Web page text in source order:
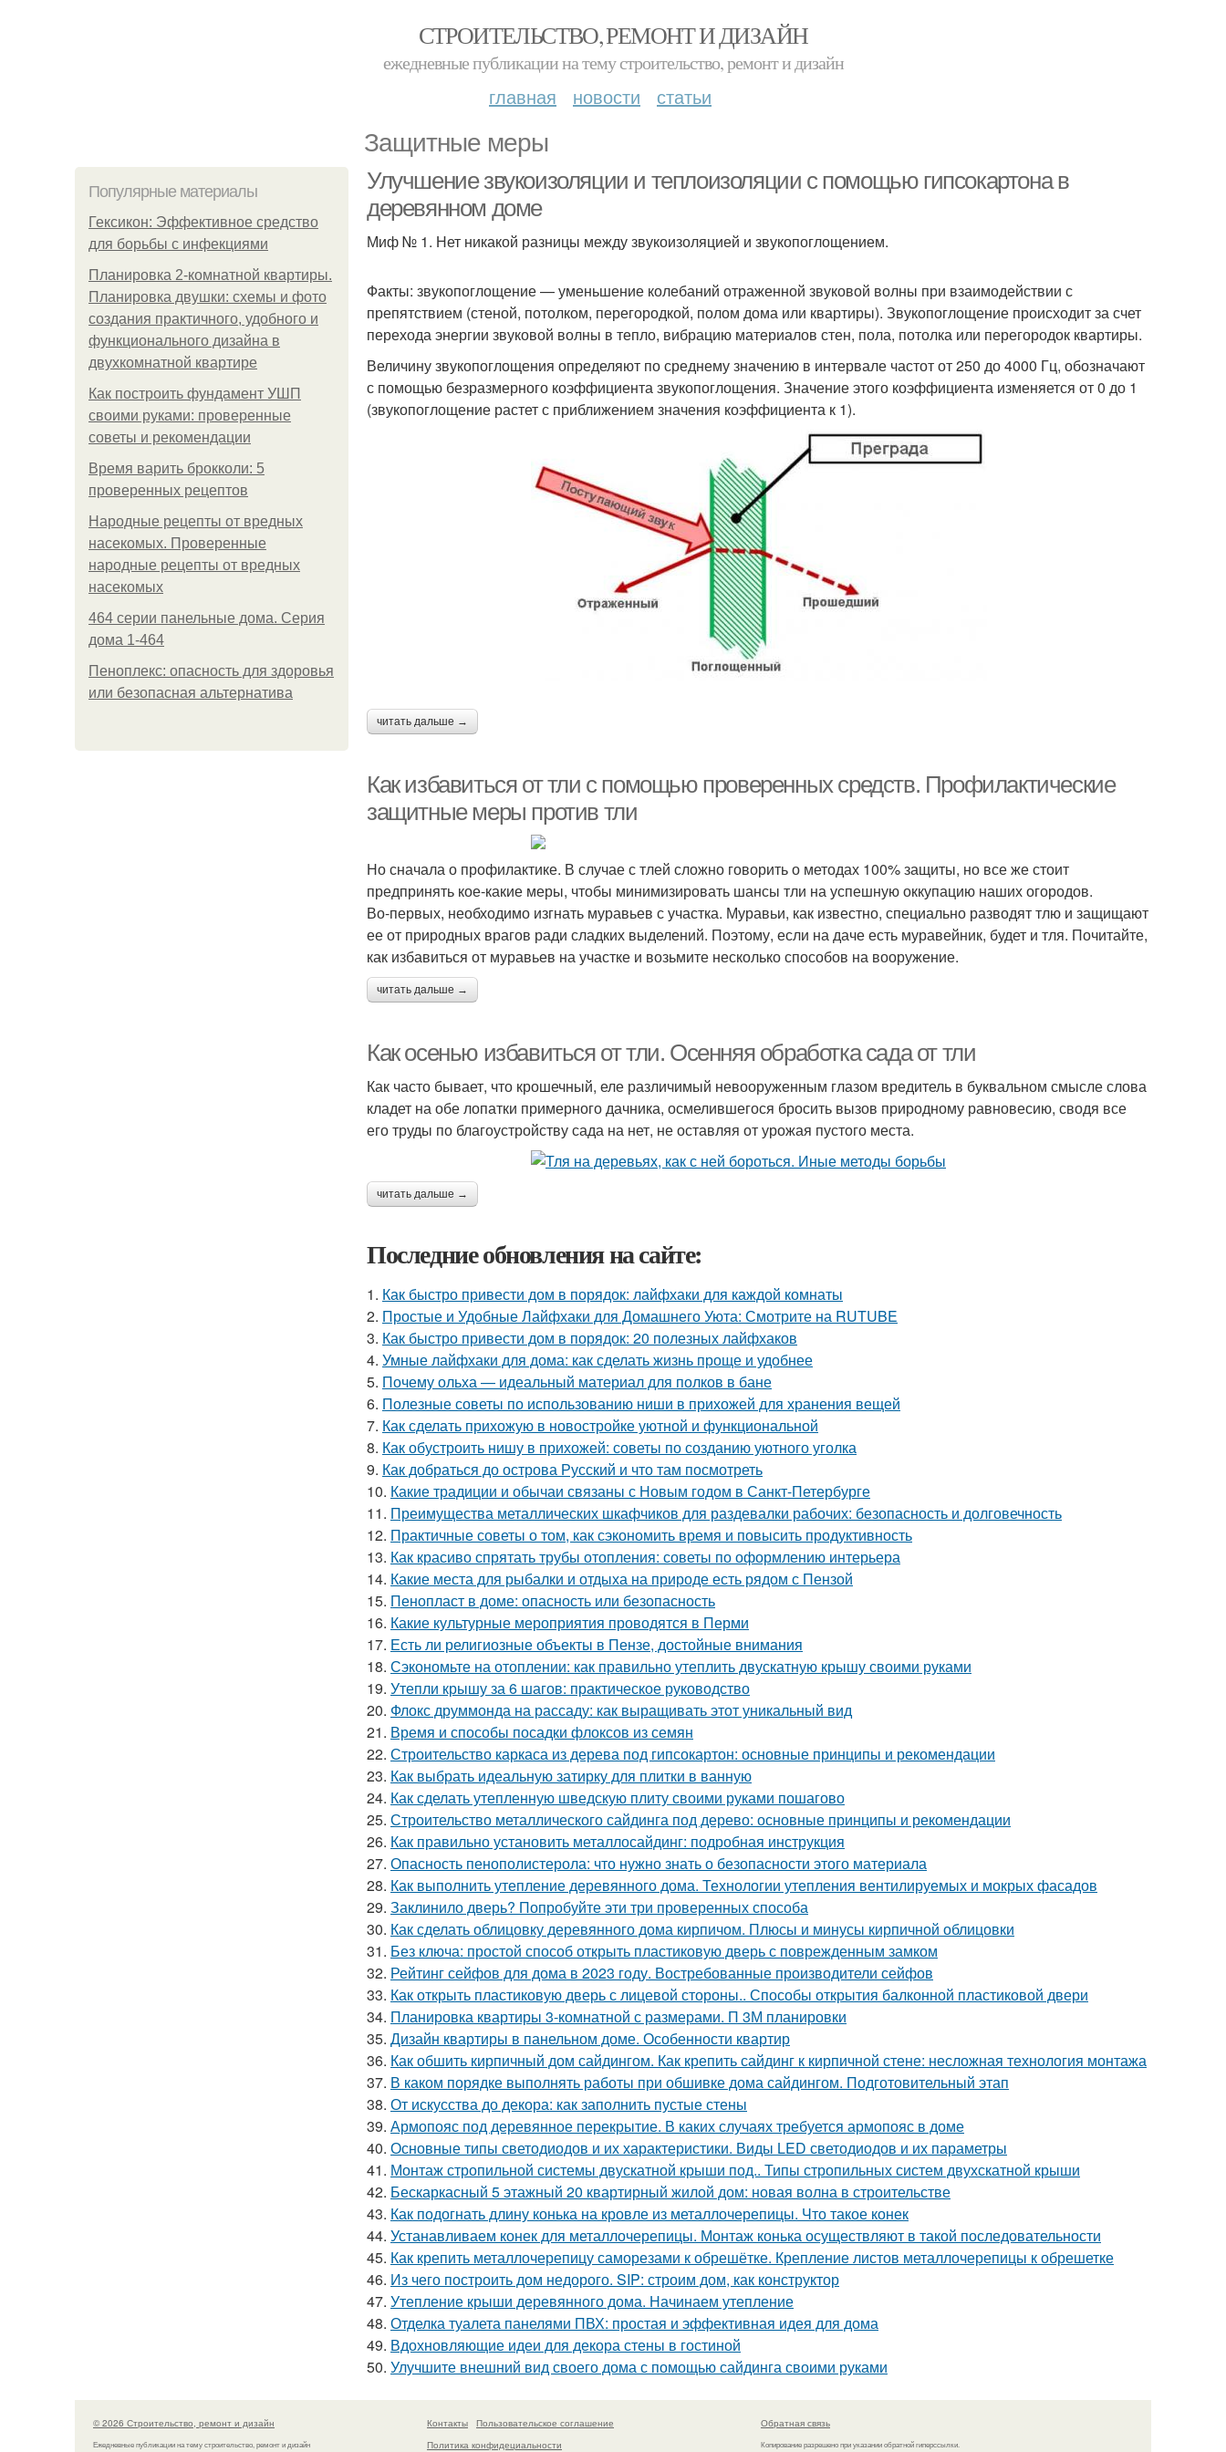
СТРОИТЕЛЬСТВО, РЕМОНТ И ДИЗАЙН
ежедневные публикации на тему строительство, ремонт и дизайн
главная новости статьи
Защитные меры
Популярные материалы
Гексикон: Эффективное средство
для борьбы с инфекциями
Планировка 2-комнатной квартиры.
Планировка двушки: схемы и фото
создания практичного, удобного и
функционального дизайна в
двухкомнатной квартире
Как построить фундамент УШП
своими руками: проверенные
советы и рекомендации
Время варить брокколи: 5
проверенных рецептов
Народные рецепты от вредных
насекомых. Проверенные
народные рецепты от вредных
насекомых
464 серии панельные дома. Серия
дома 1-464
Пеноплекс: опасность для здоровья
или безопасная альтернатива
Улучшение звукоизоляции и теплоизоляции с помощью гипсокартона в
деревянном доме
Миф № 1. Нет никакой разницы между звукоизоляцией и звукопоглощением.
Факты: звукопоглощение — уменьшение колебаний отраженной звуковой волны при взаимодействии с
препятствием (стеной, потолком, перегородкой, полом дома или квартиры). Звукопоглощение происходит за счет
перехода энергии звуковой волны в тепло, вибрацию материалов стен, пола, потолка или перегородок квартиры.
Величину звукопоглощения определяют по среднему значению в интервале частот от 250 до 4000 Гц, обозначают
с помощью безразмерного коэффициента звукопоглощения. Значение этого коэффициента изменяется от 0 до 1
(звукопоглощение растет с приближением значения коэффициента к 1).
читать дальше →
Как избавиться от тли с помощью проверенных средств. Профилактические
защитные меры против тли
Но сначала о профилактике. В случае с тлей сложно говорить о методах 100% защиты, но все же стоит
предпринять кое-какие меры, чтобы минимизировать шансы тли на успешную оккупацию наших огородов.
Во-первых, необходимо изгнать муравьев с участка. Муравьи, как известно, специально разводят тлю и защищают
ее от природных врагов ради сладких выделений. Поэтому, если на даче есть муравейник, будет и тля. Почитайте,
как избавиться от муравьев на участке и возьмите несколько способов на вооружение.
читать дальше →
Как осенью избавиться от тли. Осенняя обработка сада от тли
Как часто бывает, что крошечный, еле различимый невооруженным глазом вредитель в буквальном смысле слова
кладет на обе лопатки примерного дачника, осмелившегося бросить вызов природному равновесию, сводя все
его труды по благоустройству сада на нет, не оставляя от урожая пустого места.
читать дальше →
Последние обновления на сайте:
1. Как быстро привести дом в порядок: лайфхаки для каждой комнаты
2. Простые и Удобные Лайфхаки для Домашнего Уюта: Смотрите на RUTUBE
3. Как быстро привести дом в порядок: 20 полезных лайфхаков
4. Умные лайфхаки для дома: как сделать жизнь проще и удобнее
5. Почему ольха — идеальный материал для полков в бане
6. Полезные советы по использованию ниши в прихожей для хранения вещей
7. Как сделать прихожую в новостройке уютной и функциональной
8. Как обустроить нишу в прихожей: советы по созданию уютного уголка
9. Как добраться до острова Русский и что там посмотреть
10. Какие традиции и обычаи связаны с Новым годом в Санкт-Петербурге
11. Преимущества металлических шкафчиков для раздевалки рабочих: безопасность и долговечность
12. Практичные советы о том, как сэкономить время и повысить продуктивность
13. Как красиво спрятать трубы отопления: советы по оформлению интерьера
14. Какие места для рыбалки и отдыха на природе есть рядом с Пензой
15. Пенопласт в доме: опасность или безопасность
16. Какие культурные мероприятия проводятся в Перми
17. Есть ли религиозные объекты в Пензе, достойные внимания
18. Сэкономьте на отоплении: как правильно утеплить двускатную крышу своими руками
19. Утепли крышу за 6 шагов: практическое руководство
20. Флокс друммонда на рассаду: как выращивать этот уникальный вид
21. Время и способы посадки флоксов из семян
22. Строительство каркаса из дерева под гипсокартон: основные принципы и рекомендации
23. Как выбрать идеальную затирку для плитки в ванную
24. Как сделать утепленную шведскую плиту своими руками пошагово
25. Строительство металлического сайдинга под дерево: основные принципы и рекомендации
26. Как правильно установить металлосайдинг: подробная инструкция
27. Опасность пенополистерола: что нужно знать о безопасности этого материала
28. Как выполнить утепление деревянного дома. Технологии утепления вентилируемых и мокрых фасадов
29. Заклинило дверь? Попробуйте эти три проверенных способа
30. Как сделать облицовку деревянного дома кирпичом. Плюсы и минусы кирпичной облицовки
31. Без ключа: простой способ открыть пластиковую дверь с поврежденным замком
32. Рейтинг сейфов для дома в 2023 году. Востребованные производители сейфов
33. Как открыть пластиковую дверь с лицевой стороны.. Способы открытия балконной пластиковой двери
34. Планировка квартиры 3-комнатной с размерами. П 3М планировки
35. Дизайн квартиры в панельном доме. Особенности квартир
36. Как обшить кирпичный дом сайдингом. Как крепить сайдинг к кирпичной стене: несложная технология монтажа
37. В каком порядке выполнять работы при обшивке дома сайдингом. Подготовительный этап
38. От искусства до декора: как заполнить пустые стены
39. Армопояс под деревянное перекрытие. В каких случаях требуется армопояс в доме
40. Основные типы светодиодов и их характеристики. Виды LED светодиодов и их параметры
41. Монтаж стропильной системы двускатной крыши под.. Типы стропильных систем двухскатной крыши
42. Бескаркасный 5 этажный 20 квартирный жилой дом: новая волна в строительстве
43. Как подогнать длину конька на кровле из металлочерепицы. Что такое конек
44. Устанавливаем конек для металлочерепицы. Монтаж конька осуществляют в такой последовательности
45. Как крепить металлочерепицу саморезами к обрешётке. Крепление листов металлочерепицы к обрешетке
46. Из чего построить дом недорого. SIP: строим дом, как конструктор
47. Утепление крыши деревянного дома. Начинаем утепление
48. Отделка туалета панелями ПВХ: простая и эффективная идея для дома
49. Вдохновляющие идеи для декора стены в гостиной
50. Улучшите внешний вид своего дома с помощью сайдинга своими руками
© 2026 Строительство, ремонт и дизайн
Ежедневные публикации на тему строительство, ремонт и дизайн
Контакты
Пользовательское соглашение
Политика конфидециальности
Обратная связь
Копирование разрешено при указании обратной гиперссылки.